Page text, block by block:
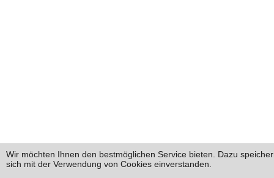
Wir möchten Ihnen den bestmöglichen Service bieten. Dazu
sich mit der Verwendung von Cookies einverstanden.